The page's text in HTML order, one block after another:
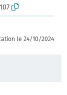
le 24/10/2024